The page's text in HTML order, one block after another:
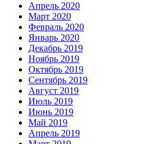
Апрель 2020
Март 2020
Февраль 2020
Январь 2020
Декабрь 2019
Ноябрь 2019
Октябрь 2019
Сентябрь 2019
Август 2019
Июль 2019
Июнь 2019
Май 2019
Апрель 2019